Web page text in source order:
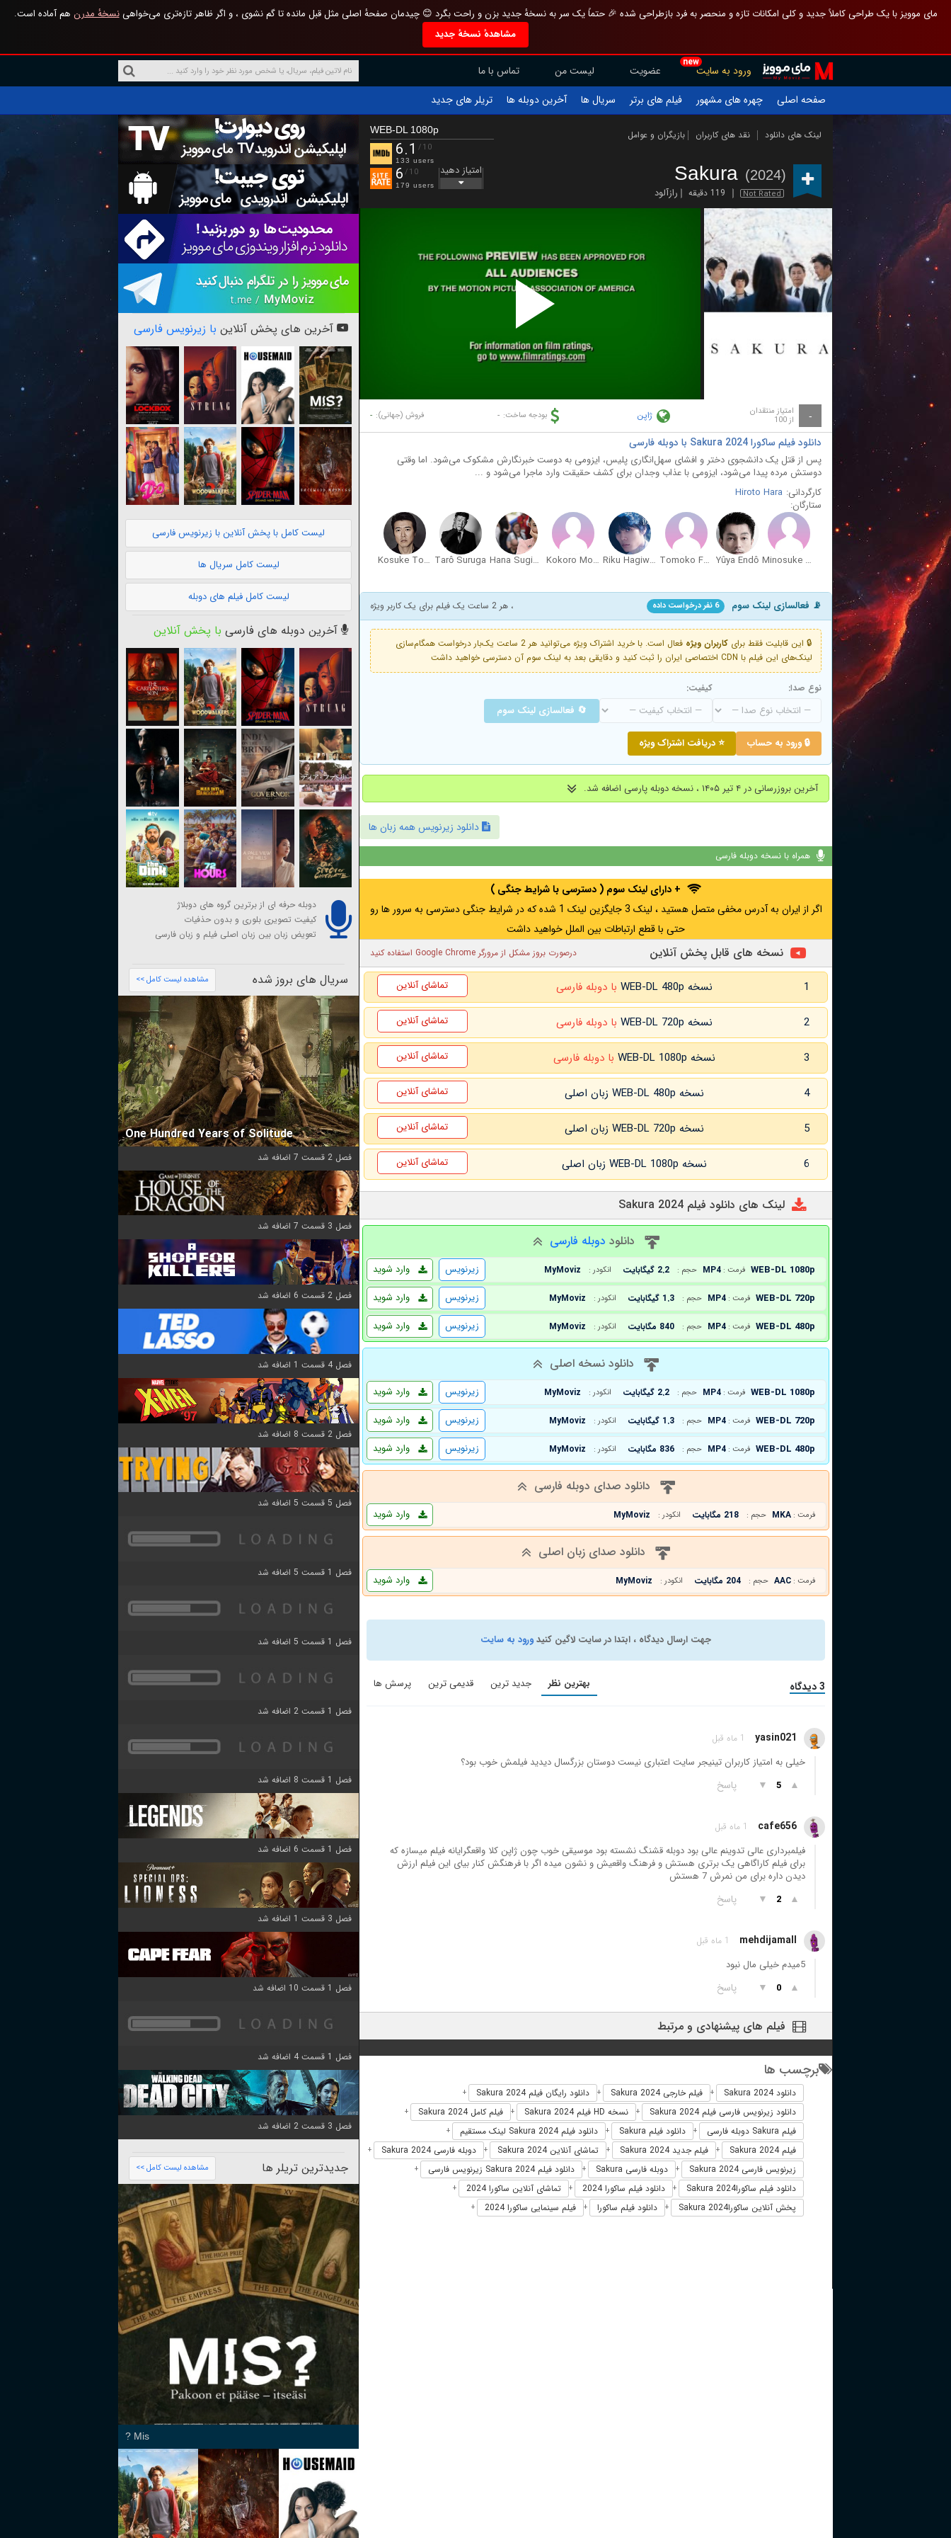
مای موویز با یک طراحی کاملاً جدید و کلی امکانات تازه و منحصر به فرد بازطراحی شده 🎉 حتماً یک سر به نسخهٔ جدید بزن و راحت بگرد 😊 چیدمان صفحهٔ اصلی مثل قبل مانده تا گم نشوی ، و اگر ظاهر تازه‌تری می‌خواهینسخهٔ مدرن هم آماده است.
مشاهدهٔ نسخهٔ جدید
new
ورود به سایت عضویت لیست من
تماس با ما
صفحه اصلی
چهره های مشهور فیلم های برتر سریال ها آخرین دوبله ها تریلر های جدید
لینک های دانلود نقد های کاربران بازیگران و عوامل
Sakura (2024)
Not Rated 119 دقیقه رازآلود
WEB-DL 1080p
6.1 /10
133 users
6 /10
179 users
امتیاز دهید
Play
Video
- امتیاز منتقدان
از 100 ژاپن بودجه ساخت: - فروش (جهانی): -
دانلود فیلم ساکورا Sakura 2024 با دوبله فارسی
پس از قتل یک دانشجوی دختر و افشای سهل‌انگاری پلیس، ایزومی به دوست خبرنگارش مشکوک می‌شود. اما وقتی
دوستش مرده پیدا می‌شود، ایزومی با عذاب وجدان برای کشف حقیقت وارد ماجرا می‌شود و ...
کارگردانی: Hiroto Hara
ستارگان:
Minosuke Bandô
Yûya Endô
Tomoko Fujita
Riku Hagiwara
Kokoro Morita
Hana Sugisaki
Tarô Suruga
Kosuke Toyohara
📡 فعالسازی لینک سوم 6 نفر درخواست داده ، هر 2 ساعت یک فیلم برای یک کاربر ویژه
🔒 این قابلیت فقط برای کاربران ویژه
فعال است. با خرید اشتراک ویژه می‌توانید هر 2 ساعت یک‌بار درخواست همگام‌سازی
لینک‌های این فیلم با CDN اختصاصی ایران را ثبت کنید و دقایقی بعد به لینک سوم آن دسترسی خواهید داشت
نوع صدا: کیفیت:
🔄 فعالسازی لینک سوم
🔒 ورود به حساب ⭐ دریافت اشتراک ویژه
آخرین بروزرسانی در ۴ تیر ۱۴۰۵ ، نسخه دوبله پارسی اضافه شد.
دانلود زیرنویس همه زبان ها
همراه با نسخه دوبله فارسی
+ دارای لینک سوم ( دسترسی با شرایط جنگی )
اگر از ایران به آدرس مخفی متصل هستید ، لینک 3 جایگزین لینک 1 شده که در شرایط جنگی دسترسی به سرور ها رو
حتی با قطع ارتباطات بین الملل خواهید داشت
نسخه های قابل پخش آنلاین درصورت بروز مشکل از مرورگر Google Chrome استفاده کنید
1 نسخه WEB-DL 480p با دوبله فارسی تماشای آنلاین
2 نسخه WEB-DL 720p با دوبله فارسی تماشای آنلاین
3 نسخه WEB-DL 1080p با دوبله فارسی تماشای آنلاین
4 نسخه WEB-DL 480p زبان اصلی تماشای آنلاین
5 نسخه WEB-DL 720p زبان اصلی تماشای آنلاین
6 نسخه WEB-DL 1080p زبان اصلی تماشای آنلاین
لینک های دانلود فیلم Sakura 2024
دانلود دوبله فارسی
WEB-DL 1080p فرمت : MP4 حجم : 2.2 گیگابایت انکودر : MyMoviz وارد شوید
زیرنویس
WEB-DL 720p فرمت : MP4 حجم : 1.3 گیگابایت انکودر : MyMoviz وارد شوید
زیرنویس
WEB-DL 480p فرمت : MP4 حجم : 840 مگابایت انکودر : MyMoviz وارد شوید زیرنویس
دانلود نسخه اصلی
WEB-DL 1080p فرمت : MP4 حجم : 2.2 گیگابایت انکودر : MyMoviz وارد شوید
زیرنویس
WEB-DL 720p فرمت : MP4 حجم : 1.3 گیگابایت انکودر : MyMoviz وارد شوید
زیرنویس
WEB-DL 480p فرمت : MP4 حجم : 836 مگابایت انکودر : MyMoviz وارد شوید زیرنویس
دانلود صدای دوبله فارسی
فرمت : MKA حجم : 218 مگابایت انکودر : MyMoviz وارد شوید
دانلود صدای زبان اصلی
فرمت : AAC حجم : 204 مگابایت انکودر : MyMoviz وارد شوید
جهت ارسال دیدگاه ، ابتدا در سایت لاگین کنیدورود به سایت
3 دیدگاه بهترین نظر جدید ترین قدیمی ترین پرسش ها
yasin021 1 ماه قبل
خیلی به امتیاز کاربران تینیجر سایت اعتباری نیست دوستان بزرگسال دیدید فیلمش خوب بود؟
▲
5
▼ پاسخ
cafe656 1 ماه قبل
فیلمبرداری عالی تدوینم عالی بود دوبله قشنگ نشسته بود موسیقی خوب چون ژاپن کلا واقعگرایانه فیلم میسازه که
برای فیلم کاراگاهی یک برتری هستش و فرهنگ واقعیش و نشون میده اگر با فرهنگش کنار بیای این فیلم ارزش
دیدن داره برای من نمرش 7 هستش
▲
2
▼ پاسخ
mehdijamall 1 ماه قبل
5میدم خیلی مال نبود
▲
0
▼ پاسخ
فیلم های پیشنهادی و مرتبط
برچسب ها
دانلود Sakura 2024 + فیلم خارجی Sakura 2024 + دانلود رایگان فیلم Sakura 2024 +
دانلود زیرنویس فارسی فیلم Sakura 2024 + نسخه HD فیلم Sakura 2024 + فیلم کامل Sakura 2024 +
فیلم Sakura دوبله فارسی + دانلود فیلم Sakura + دانلود فیلم Sakura 2024 لینک مستقیم +
فیلم Sakura 2024 + فیلم جدید Sakura 2024 + تماشای آنلاین Sakura 2024 + دوبله فارسی Sakura 2024 +
زیرنویس فارسی Sakura 2024 + دوبله فارسی Sakura + دانلود فیلم Sakura 2024 زیرنویس فارسی +
دانلود فیلم ساکوراSakura 2024 + دانلود فیلم ساکورا 2024 + تماشای آنلاین ساکورا 2024 +
پخش آنلاین ساکوراSakura 2024 + دانلود فیلم ساکورا + فیلم سینمایی ساکورا 2024 +
آخرین های پخش آنلاین با زیرنویس فارسی
لیست کامل با پخش آنلاین با زیرنویس فارسی
لیست کامل سریال ها
لیست کامل فیلم های دوبله
آخرین دوبله های فارسی با پخش آنلاین
دوبله حرفه ای از برترین گروه های دوبلاژ
کیفیت تصویری بلوری و بدون حذفیات
تعویض زبان بین زبان اصلی فیلم و زبان فارسی
سریال های بروز شده مشاهده لیست کامل >>
One Hundred Years of Solitude
فصل 2 قسمت 7 اضافه شد
فصل 3 قسمت 7 اضافه شد
فصل 2 قسمت 6 اضافه شد
فصل 4 قسمت 1 اضافه شد
فصل 2 قسمت 8 اضافه شد
فصل 5 قسمت 5 اضافه شد
فصل 1 قسمت 5 اضافه شد
فصل 1 قسمت 5 اضافه شد
فصل 1 قسمت 2 اضافه شد
فصل 1 قسمت 8 اضافه شد
فصل 1 قسمت 6 اضافه شد
فصل 3 قسمت 1 اضافه شد
فصل 1 قسمت 10 اضافه شد
فصل 1 قسمت 4 اضافه شد
فصل 3 قسمت 2 اضافه شد
جدیدترین تریلر ها مشاهده لیست کامل >>
Mis ?